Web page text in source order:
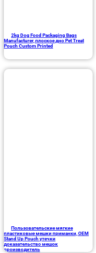
2kg Dog Food Packaging Bags
Manufacturer, плоское дно Pet Treat
Pouch Custom Printed
Пользовательские мягкие
пластиковые мешки приманки, OEM
Stand Up Pouch утечки
доказательство мешок
производитель